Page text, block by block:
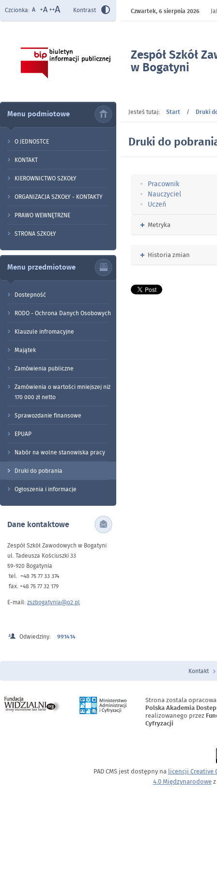
Zespół Szkół
w Bogatyni
Czcionka: Kontrast Czwartek,6 sierpnia 2026
Menu podmiotowe
O JEDNOSTCE
KONTAKT
KIEROWNICTWO SZKOŁY
ORGANIZACJA SZKOŁY - KONTAKTY
PRAWO WEWNĘTRZNE
STRONA SZKOŁY
Menu przedmiotowe
Dostepność
RODO - Ochrona Danych Osobowych
Klauzule infromacyjne
Majątek
Zamówienia publiczne
Zamówienia o wartości mniejszej niż
170 000 zł netto
Sprawozdanie finansowe
EPUAP
Nabór na wolne stanowiska pracy
Druki do pobrania
Ogłoszenia i informacje
Dane kontaktowe
Zespół Szkół Zawodowych w Bogatyni
ul. Tadeusza Kościuszki 33
59-920 Bogatynia
tel. +48 75 77 33 374
fax. +48 75 77 32 179
E-mail: zszbogatynia@o2.pl
Odwiedziny: 991414
Jesteś tutaj: Start / Druki
Druki do
Pracownik
Nauczyciel
Uczeń
Rozwiń
Metryka
Rozwiń
Historia zmian
Menu Stopka
Kontakt
Strona zostala
Polska Akademia
realizowanego przez
Cyfryzacji
PAD CMS jest dostępny na licencji Creative
4.0 Międzynarodowez